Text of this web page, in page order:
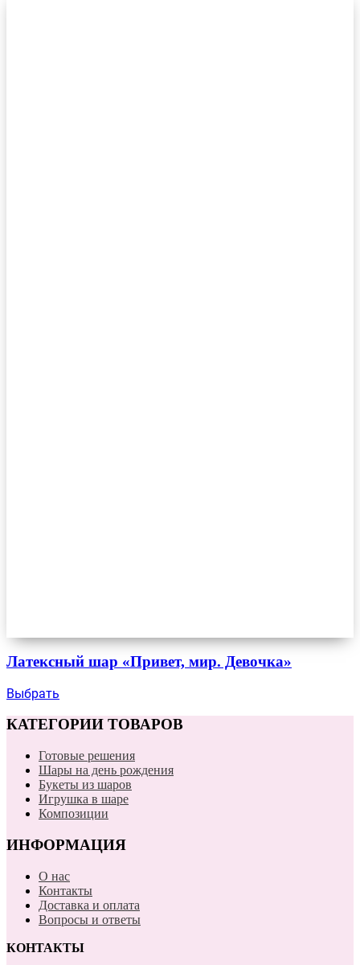
Латексный шар «Привет, мир. Девочка»
Выбрать
КАТЕГОРИИ ТОВАРОВ
Готовые решения
Шары на день рождения
Букеты из шаров
Игрушка в шаре
Композиции
ИНФОРМАЦИЯ
О нас
Контакты
Доставка и оплата
Вопросы и ответы
КОНТАКТЫ